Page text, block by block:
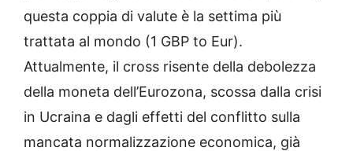
questa coppia di valute è la settima più
trattata al mondo (1 GBP to Eur).
Attualmente, il cross risente della debolezza
della moneta dell’Eurozona, scossa dalla crisi
in Ucraina e dagli effetti del conflitto sulla
mancata normalizzazione economica, già